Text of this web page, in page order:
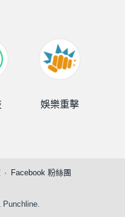
娛樂重擊
Facebook 粉絲團
Punchline.